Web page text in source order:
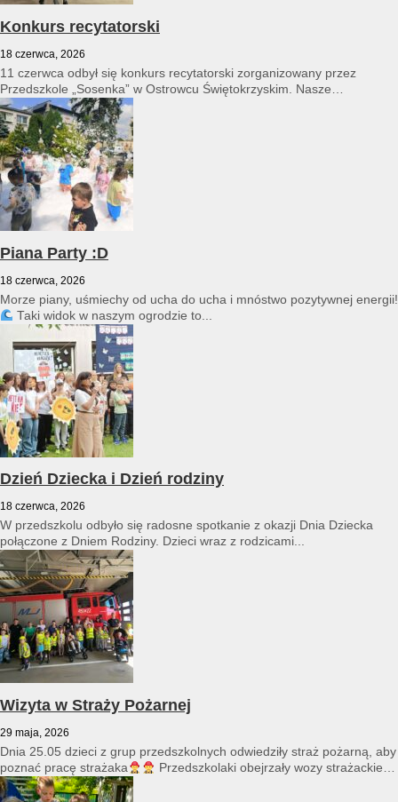
Konkurs recytatorski
18 czerwca, 2026
11 czerwca odbył się konkurs recytatorski zorganizowany przez
Przedszkole „Sosenka” w Ostrowcu Świętokrzyskim. Nasze
przedszkole reprezentował Franciszek Karpiński...
Piana Party :D
18 czerwca, 2026
Morze piany, uśmiechy od ucha do ucha i mnóstwo pozytywnej energii!
Taki widok w naszym ogrodzie to...
Dzień Dziecka i Dzień rodziny
18 czerwca, 2026
W przedszkolu odbyło się radosne spotkanie z okazji Dnia Dziecka
połączone z Dniem Rodziny. Dzieci wraz z rodzicami...
Wizyta w Straży Pożarnej
29 maja, 2026
Dnia 25.05 dzieci z grup przedszkolnych odwiedziły straż pożarną, aby
poznać pracę strażaka
Przedszkolaki obejrzały wozy strażackie
i...